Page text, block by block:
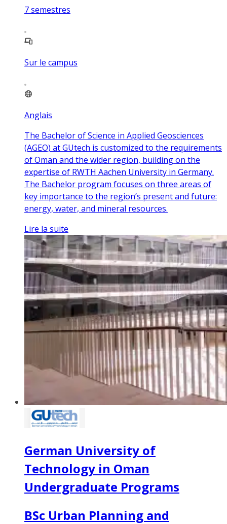
7semestres
Sur le campus
Anglais
The Bachelor of Science in Applied Geosciences
(AGEO) at GUtech is customized to the requirements
of Oman and the wider region, building on the
expertise of RWTH Aachen University in Germany.
The Bachelor program focuses on three areas of
key importance to the region’s present and future:
energy, water, and mineral resources.
Lire la suite
German University of
Technology in Oman
Undergraduate Programs
BSc Urban Planning and